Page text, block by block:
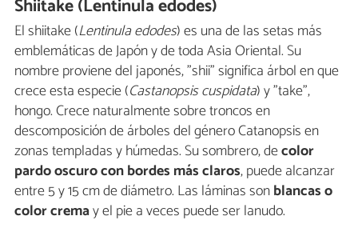
Shiitake (Lentinula edodes)
El shiitake (Lentinula edodes) es una de las setas más
emblemáticas de Japón y de toda Asia Oriental. Su
nombre proviene del japonés, "shii" significa árbol en que
crece esta especie (Castanopsis cuspidata) y "take",
hongo. Crece naturalmente sobre troncos en
descomposición de árboles del género Catanopsis en
zonas templadas y húmedas. Su sombrero, decolor
pardo oscuro con bordes más claros, puede alcanzar
entre 5 y 15 cm de diámetro. Las láminas sonblancas o
color cremay el pie a veces puede ser lanudo.